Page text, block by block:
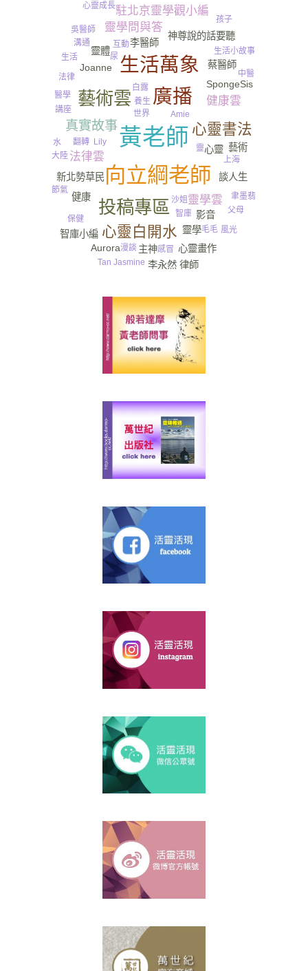
黃老師
向立綱老師
廣播
生活萬象
投稿專區
藝術雲
心靈白開水
心靈書法
真實故事
健康雲
靈學問與答
駐北京靈學觀小編
靈學雲
法律雲
心靈
李醫師
靈體
Joanne
新北勢草民
神尊說的話要聽
靈學
蔡醫師
心靈畫作
SpongeSis
主神
李永然 律師
影音
談人生
Aurora
健康
藝術
智庫小編
養生
Tan Jasmine
保健
上海
Lily
白露
翻轉
沙姐
醫學
生活小故事
聿墨翡
講座
風光
生活
法律
吳醫師
父母
世界
互動
大陸
孩子
中醫
智庫
漫談
靈
心靈成長
感冒
溝通
毛毛
節氣
Amie
水
尿